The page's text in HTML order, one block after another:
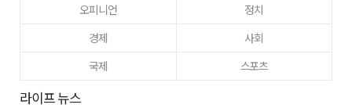
오피니언
정치
경제
사회
국제
스포츠
라이프 뉴스